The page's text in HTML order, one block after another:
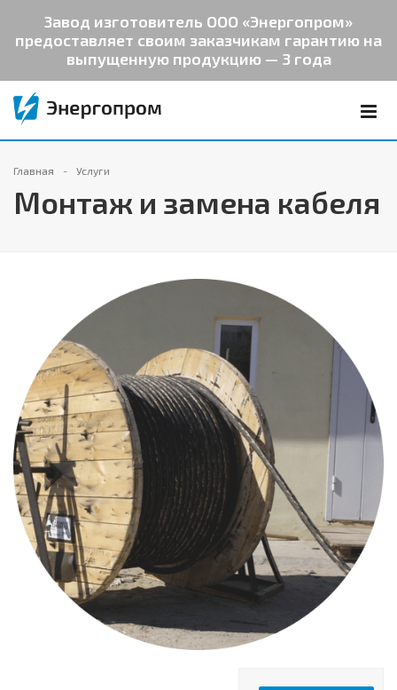
Завод изготовитель ООО «Энергопром»
предоставляет своим заказчикам гарантию на
выпущенную продукцию — 3 года
Главная Услуги
Монтаж и замена кабеля